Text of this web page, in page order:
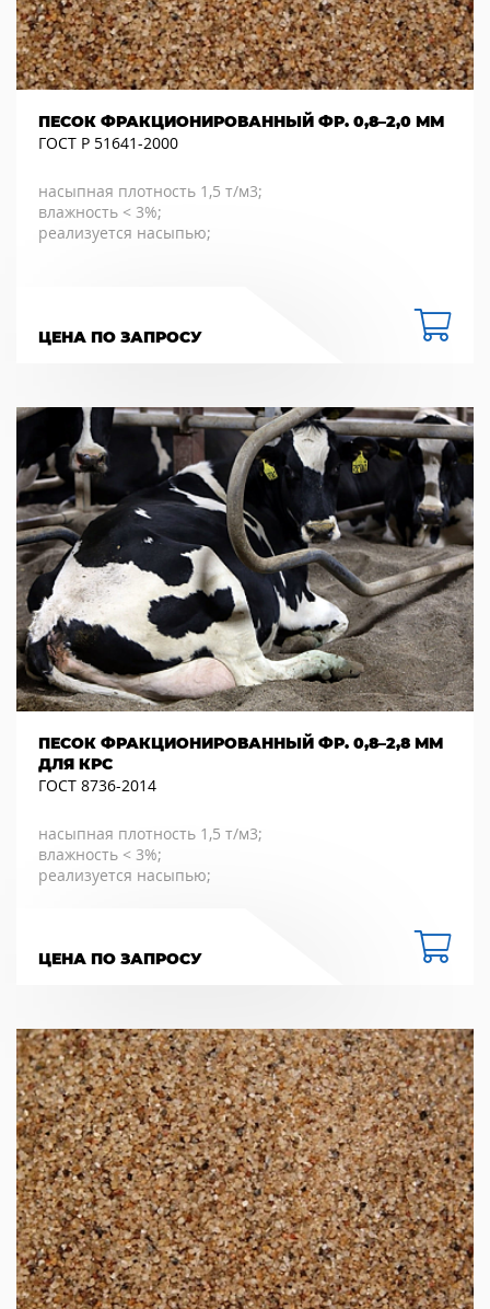
ПЕСОК ФРАКЦИОНИРОВАННЫЙ ФР. 0,8–2,0 ММ
ГОСТ Р 51641-2000
насыпная плотность 1,5 т/м3;
влажность < 3%;
реализуется насыпью;
ЦЕНА ПО ЗАПРОСУ
ПЕСОК ФРАКЦИОНИРОВАННЫЙ ФР. 0,8–2,8 ММ
ДЛЯ КРС
ГОСТ 8736-2014
насыпная плотность 1,5 т/м3;
влажность < 3%;
реализуется насыпью;
ЦЕНА ПО ЗАПРОСУ